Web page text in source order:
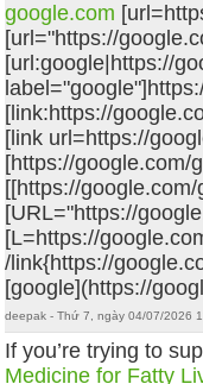
google.com
[url="https://
[url:google|https://
[link:https://
[link url=https://
[https://google.com/
[[https://google.com/
[URL="https://
[L=https://
/link{https://
[google](https://
deepak - Thứ 7, ngày 04/07/2026
If you’re trying to
Medicine for Fatty